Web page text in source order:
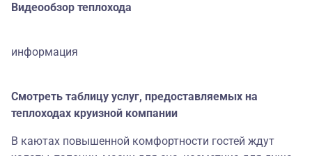
Видеообзор теплохода
информация
Смотреть таблицу услуг, предоставляемых на
теплоходах круизной компании
В каютах повышенной комфортности гостей ждут